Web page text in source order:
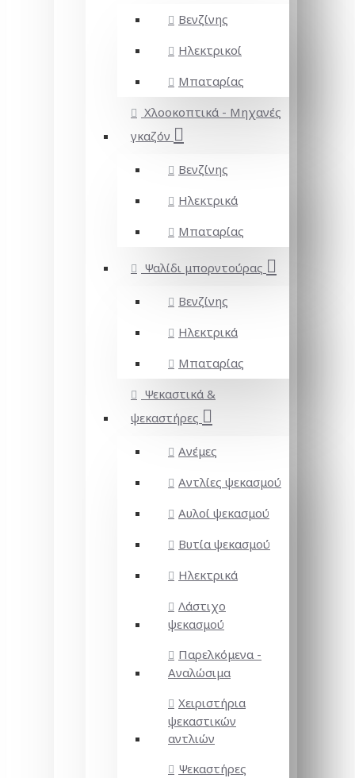
Βενζίνης
Ηλεκτρικοί
Μπαταρίας
Χλοοκοπτικά - Μηχανές
γκαζόν
Βενζίνης
Ηλεκτρικά
Μπαταρίας
Ψαλίδι μπορντούρας
Βενζίνης
Ηλεκτρικά
Μπαταρίας
Ψεκαστικά &
ψεκαστήρες
Ανέμες
Αντλίες ψεκασμού
Αυλοί ψεκασμού
Βυτία ψεκασμού
Ηλεκτρικά
Λάστιχο
ψεκασμού
Παρελκόμενα -
Αναλώσιμα
Χειριστήρια
ψεκαστικών
αντλιών
Ψεκαστήρες